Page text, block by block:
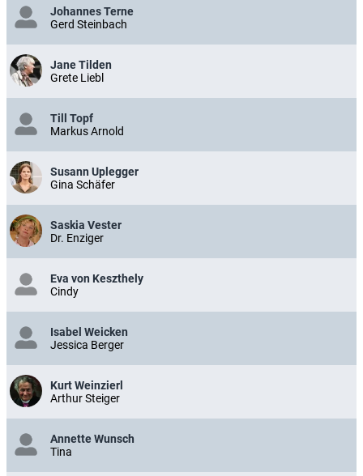
Johannes Terne
Gerd Steinbach
Jane Tilden
Grete Liebl
Till Topf
Markus Arnold
Susann Uplegger
Gina Schäfer
Saskia Vester
Dr. Enziger
Eva von Keszthely
Cindy
Isabel Weicken
Jessica Berger
Kurt Weinzierl
Arthur Steiger
Annette Wunsch
Tina